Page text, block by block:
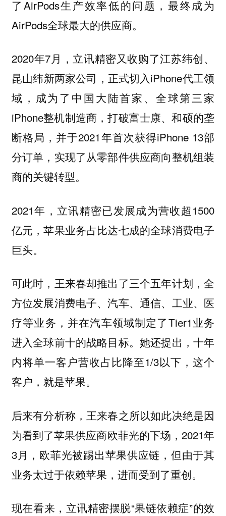
了AirPods生产效率低的问题，最终成为
AirPods全球最大的供应商。
2020年7月，立讯精密又收购了江苏纬创、
昆山纬新两家公司，正式切入iPhone代工领
域，成为了中国大陆首家、全球第三家
iPhone整机制造商，打破富士康、和硕的垄
断格局，并于2021年首次获得iPhone 13部
分订单，实现了从零部件供应商向整机组装
商的关键转型。
2021年，立讯精密已发展成为营收超1500
亿元，苹果业务占比达七成的全球消费电子
巨头。
可此时，王来春却推出了三个五年计划，全
方位发展消费电子、汽车、通信、工业、医
疗等业务，并在汽车领域制定了Tier1业务
进入全球前十的战略目标。她还提出，十年
内将单一客户营收占比降至1/3以下，这个
客户，就是苹果。
后来有分析称，王来春之所以如此决绝是因
为看到了苹果供应商欧菲光的下场，2021年
3月，欧菲光被踢出苹果供应链，但由于其
业务太过于依赖苹果，进而受到了重创。
现在看来，立讯精密摆脱“果链依赖症”的效